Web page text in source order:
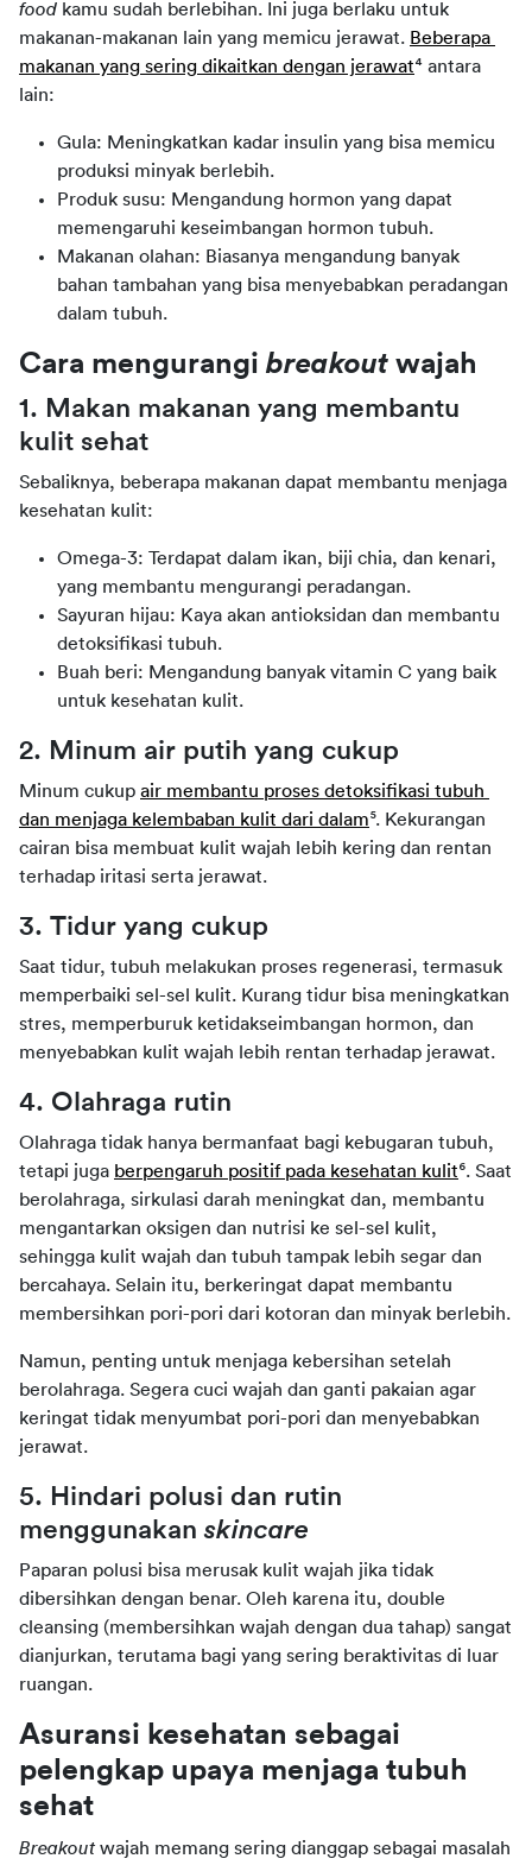
food kamu sudah berlebihan. Ini juga berlaku untuk
makanan-makanan lain yang memicu jerawat. Beberapa
makanan yang sering dikaitkan dengan jerawat⁴ antara
lain:
Gula: Meningkatkan kadar insulin yang bisa memicu
produksi minyak berlebih.
Produk susu: Mengandung hormon yang dapat
memengaruhi keseimbangan hormon tubuh.
Makanan olahan: Biasanya mengandung banyak
bahan tambahan yang bisa menyebabkan peradangan
dalam tubuh.
Cara mengurangi breakout wajah
1. Makan makanan yang membantu
kulit sehat
Sebaliknya, beberapa makanan dapat membantu menjaga
kesehatan kulit:
Omega-3: Terdapat dalam ikan, biji chia, dan kenari,
yang membantu mengurangi peradangan.
Sayuran hijau: Kaya akan antioksidan dan membantu
detoksifikasi tubuh.
Buah beri: Mengandung banyak vitamin C yang baik
untuk kesehatan kulit.
2. Minum air putih yang cukup
Minum cukup air membantu proses detoksifikasi tubuh
dan menjaga kelembaban kulit dari dalam⁵. Kekurangan
cairan bisa membuat kulit wajah lebih kering dan rentan
terhadap iritasi serta jerawat.
3. Tidur yang cukup
Saat tidur, tubuh melakukan proses regenerasi, termasuk
memperbaiki sel-sel kulit. Kurang tidur bisa meningkatkan
stres, memperburuk ketidakseimbangan hormon, dan
menyebabkan kulit wajah lebih rentan terhadap jerawat.
4. Olahraga rutin
Olahraga tidak hanya bermanfaat bagi kebugaran tubuh,
tetapi juga berpengaruh positif pada kesehatan kulit⁶. Saat
berolahraga, sirkulasi darah meningkat dan, membantu
mengantarkan oksigen dan nutrisi ke sel-sel kulit,
sehingga kulit wajah dan tubuh tampak lebih segar dan
bercahaya. Selain itu, berkeringat dapat membantu
membersihkan pori-pori dari kotoran dan minyak berlebih.
Namun, penting untuk menjaga kebersihan setelah
berolahraga. Segera cuci wajah dan ganti pakaian agar
keringat tidak menyumbat pori-pori dan menyebabkan
jerawat.
5. Hindari polusi dan rutin
menggunakan skincare
Paparan polusi bisa merusak kulit wajah jika tidak
dibersihkan dengan benar. Oleh karena itu, double
cleansing (membersihkan wajah dengan dua tahap) sangat
dianjurkan, terutama bagi yang sering beraktivitas di luar
ruangan.
Asuransi kesehatan sebagai
pelengkap upaya menjaga tubuh
sehat
Breakout wajah memang sering dianggap sebagai masalah